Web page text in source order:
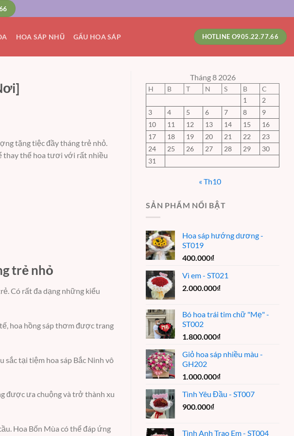
HOA SÁP NHŨ GẤU HOA SÁP HOTLINE O905.22.77.66
tặng tiệc đầy tháng trẻ nhỏ.
thay thế hoa tươi với rất nhiều
trẻ nhỏ
Có rất đa dạng những kiểu
hoa hồng sáp thơm được trang
sắc tại tiệm hoa sáp Bắc Ninh vô
được ưa chuộng và trở thành xu
Hoa Bốn Mùa có thể đáp ứng
Tháng 8 2026
H B T N S B
C
1
2
3
4 5 6 7 8
9
10
11 12 13 14 15
16
17
18 19 20 21 22
23
24
25 26 27 28 29
30
31
« Th10
SẢN PHẨM NỔI BẬT
Hoa sáp hướng dương -
ST019
400.000₫
Vì em - ST021
2.000.000₫
Bó hoa trái tim chữ "Mẹ" -
ST002
1.800.000₫
Giỏ hoa sáp nhiều màu -
GH202
1.000.000₫
Tình Yêu Đầu - ST007
900.000₫
Tình Anh Trao Em - ST004